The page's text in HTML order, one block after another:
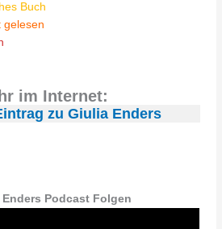
Buch
gelesen
im Internet:
zu Giulia Enders
Enders Podcast Folgen